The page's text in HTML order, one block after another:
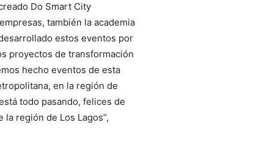
Do Smart City
también la academia
estos eventos por
proyectos de transformación
hecho eventos de esta
en la región de
todo pasando, felices de
región de Los Lagos”,